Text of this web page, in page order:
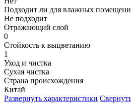
Подходит ли для влажных
Не подходит
Отражающий слой
0
Стойкость к выцветанию
1
Уход и чистка
Сухая чистка
Страна происхождения
Китай
Развернуть характеристики